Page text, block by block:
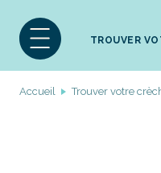
TROUVER
Accueil Trouver votre